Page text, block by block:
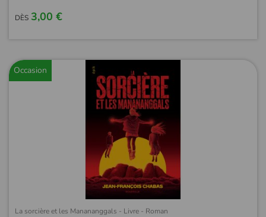
DÈS 3,00 €
Occasion
La sorcière et les Manananggals - Livre - Roman